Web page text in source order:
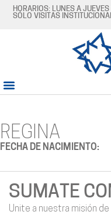
HORARIOS: LUNES A
SÓLO VISITAS
REGINA
FECHA DE NACIMIENTO:
SUMATE
Unite a nuestra misión